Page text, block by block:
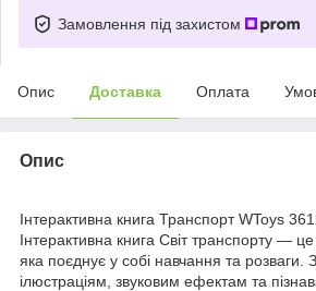
Замовлення під захистом
Опис Доставка Оплата
Опис
Інтерактивна книга Транспорт WToys
Інтерактивна книга Світ транспорту — це
яка поєднує у собі навчання та розваги.
ілюстраціям, звуковим ефектам та